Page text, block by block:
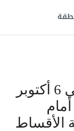
أرض للبيع بالمربع الذهبي 6 أكتوبر
الأقساط